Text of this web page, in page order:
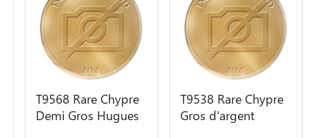
T9568 Rare Chypre
Demi Gros Hugues
T9538 Rare Chypre
Gros d'argent